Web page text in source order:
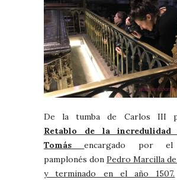
De la tumba de Carlos III
Retablo de la incredulidad
Tomásencargado por el
pamplonés don Pedro Marcilla
y terminado en el año 1507.